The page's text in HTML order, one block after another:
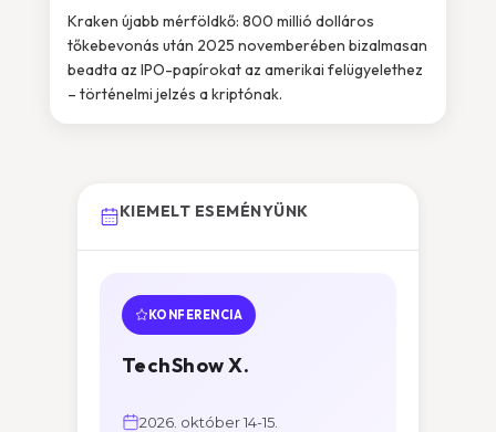
Kraken újabb mérföldkő: 800 millió dolláros
tőkebevonás után 2025 novemberében bizalmasan
beadta az IPO-papírokat az amerikai felügyelethez
– történelmi jelzés a kriptónak.
KIEMELT ESEMÉNYÜNK
KONFERENCIA
TechShow X.
2026. október 14-15.